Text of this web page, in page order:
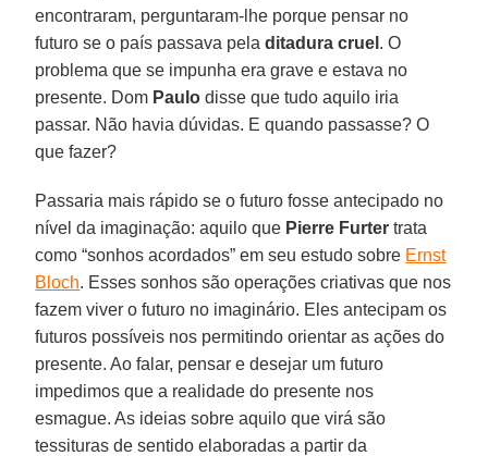
encontraram, perguntaram-lhe porque pensar no
futuro se o país passava pela ditadura cruel . O
problema que se impunha era grave e estava no
presente. Dom Paulo disse que tudo aquilo iria
passar. Não havia dúvidas. E quando passasse? O
que fazer?
Passaria mais rápido se o futuro fosse antecipado no
nível da imaginação: aquilo que Pierre Furter trata
como “sonhos acordados” em seu estudo sobre Ernst
Bloch. Esses sonhos são operações criativas que nos
fazem viver o futuro no imaginário. Eles antecipam os
futuros possíveis nos permitindo orientar as ações do
presente. Ao falar, pensar e desejar um futuro
impedimos que a realidade do presente nos
esmague. As ideias sobre aquilo que virá são
tessituras de sentido elaboradas a partir da